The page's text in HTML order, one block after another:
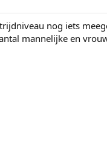
nog iets
mannelijke en